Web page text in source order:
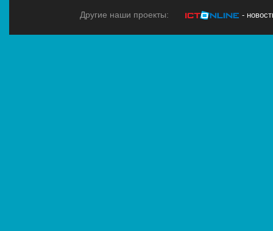
Другие наши проекты: -